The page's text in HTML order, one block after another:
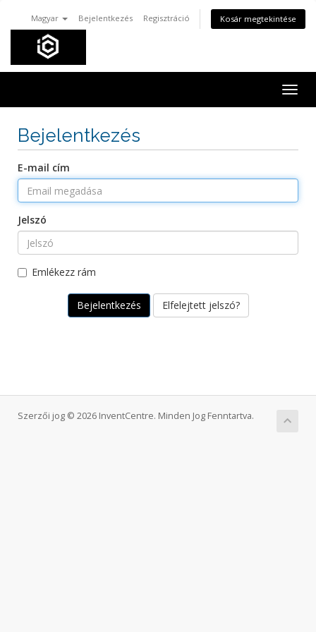
Magyar Bejelentkezés Regisztráció Kosár megtekintése
Bejelentkezés
E-mail cím
Jelszó
Emlékezz rám
Elfelejtett jelszó?
Szerzői jog © 2026 InventCentre. Minden Jog Fenntartva.